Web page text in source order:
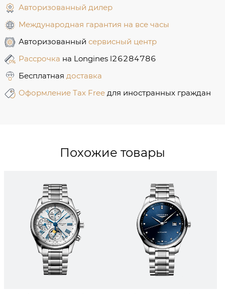
Авторизованный дилер
Международная гарантия на все часы
Авторизованный сервисный центр
Рассрочка на Longines l26284786
Бесплатная доставка
Оформление Tax Free для иностранных граждан
Похожие товары